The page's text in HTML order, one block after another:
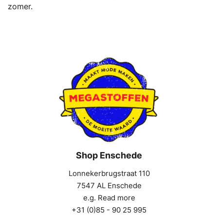
zomer.
Shop Enschede
Lonnekerbrugstraat 110
7547 AL Enschede
e.g. Read more
+31 (0)85 - 90 25 995